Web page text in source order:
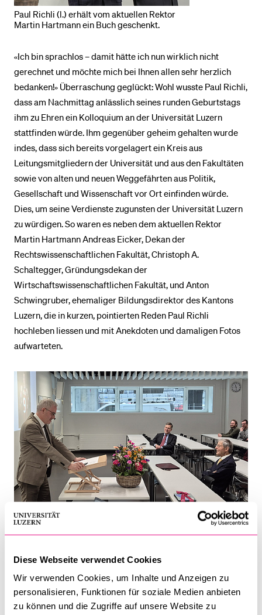
Diese Webseite verwendet Cookies
Wir verwenden Cookies, um Inhalte und Anzeigen zu
personalisieren, Funktionen für soziale Medien anbieten
zu können und die Zugriffe auf unsere Website zu
Paul Richli (l.) erhält vom aktuellen Rektor
Martin Hartmann ein Buch geschenkt.
«Ich bin sprachlos – damit hätte ich nun wirklich nicht
gerechnet und möchte mich bei Ihnen allen sehr herzlich
bedanken!» Überraschung geglückt: Wohl wusste Paul Richli,
dass am Nachmittag anlässlich seines runden Geburtstags
ihm zu Ehren ein Kolloquium an der Universität Luzern
stattfinden würde. Ihm gegenüber geheim gehalten wurde
indes, dass sich bereits vorgelagert ein Kreis aus
Leitungsmitgliedern der Universität und aus den Fakultäten
sowie von alten und neuen Weggefährten aus Politik,
Gesellschaft und Wissenschaft vor Ort einfinden würde.
Dies, um seine Verdienste zugunsten der Universität Luzern
zu würdigen. So waren es neben dem aktuellen Rektor
Martin Hartmann Andreas Eicker, Dekan der
Rechtswissenschaftlichen Fakultät, Christoph A.
Schaltegger, Gründungsdekan der
Wirtschaftswissenschaftlichen Fakultät, und Anton
Schwingruber, ehemaliger Bildungsdirektor des Kantons
Luzern, die in kurzen, pointierten Reden Paul Richli
hochleben liessen und mit Anekdoten und damaligen Fotos
aufwarteten.
Andreas Eicker (l.), Dekan der Rechtswissenschaftlichen
Der Gewürdigte wirkte von 2001 bis zu seiner Emeritierung
2016 an der Universität Luzern. Dies, nachdem er nach